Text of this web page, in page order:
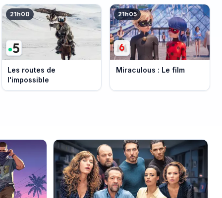
21h00
Les routes de
l'impossible
21h05
Miraculous : Le film